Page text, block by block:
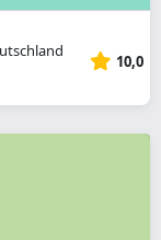
10,0